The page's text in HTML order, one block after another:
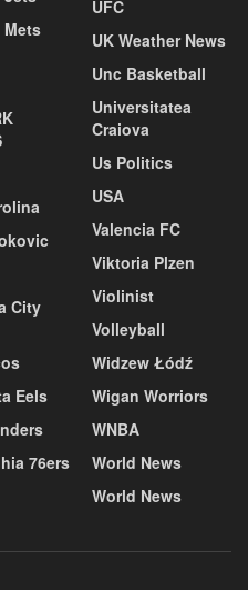
Mets
City
Eels
76ers
UFC
UK Weather News
Unc Basketball
Universitatea
Craiova
Us Politics
USA
Valencia FC
Viktoria Plzen
Violinist
Volleyball
Widzew Łódź
Wigan Worriors
WNBA
World News
World News